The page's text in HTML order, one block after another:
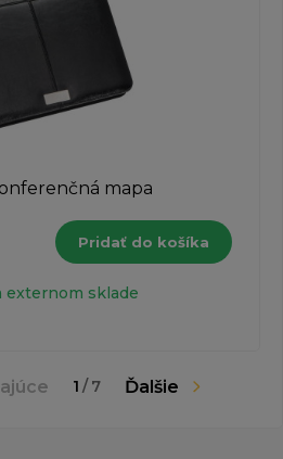
1 / 7 Ďalšie
mapa
Pridať do košíka
externom sklade